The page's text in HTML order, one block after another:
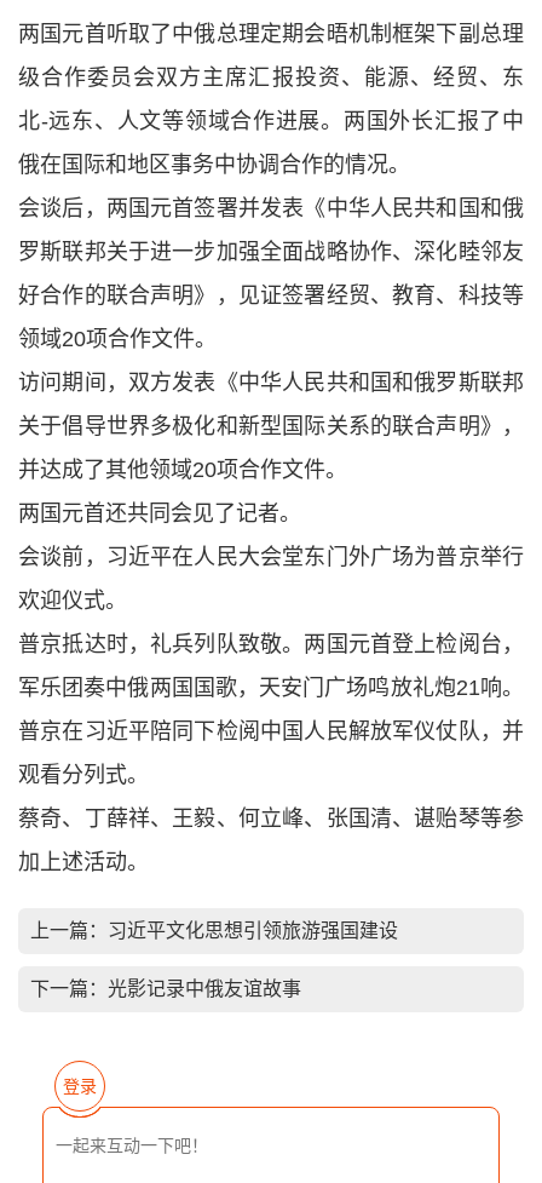
两国元首听取了中俄总理定期会晤机制框架下副总理
级合作委员会双方主席汇报投资、能源、经贸、东
北-远东、人文等领域合作进展。两国外长汇报了中
俄在国际和地区事务中协调合作的情况。
会谈后，两国元首签署并发表《中华人民共和国和俄
罗斯联邦关于进一步加强全面战略协作、深化睦邻友
好合作的联合声明》，见证签署经贸、教育、科技等
领域20项合作文件。
访问期间，双方发表《中华人民共和国和俄罗斯联邦
关于倡导世界多极化和新型国际关系的联合声明》，
并达成了其他领域20项合作文件。
两国元首还共同会见了记者。
会谈前，习近平在人民大会堂东门外广场为普京举行
欢迎仪式。
普京抵达时，礼兵列队致敬。两国元首登上检阅台，
军乐团奏中俄两国国歌，天安门广场鸣放礼炮21响。
普京在习近平陪同下检阅中国人民解放军仪仗队，并
观看分列式。
蔡奇、丁薛祥、王毅、何立峰、张国清、谌贻琴等参
加上述活动。
上一篇： 习近平文化思想引领旅游强国建设
下一篇： 光影记录中俄友谊故事
登录